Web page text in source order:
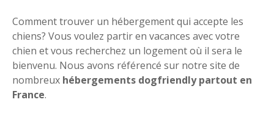
Comment trouver un hébergement qui accepte les
chiens? Vous voulez partir en vacances avec votre
chien et vous recherchez un logement où il sera le
bienvenu. Nous avons référencé sur notre site de
nombreux hébergements dogfriendly partout en
France.